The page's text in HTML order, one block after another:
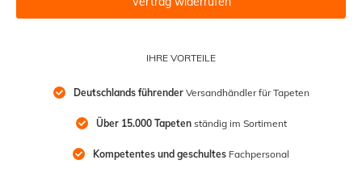
IHRE VORTEILE
Deutschlands führender Versandhändler für Tapeten
Über 15.000 Tapeten ständig im Sortiment
Kompetentes und geschultes Fachpersonal